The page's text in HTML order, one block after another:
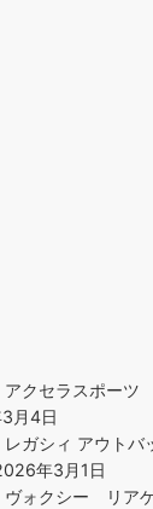
アクセラスポー
月4日
レガシィ アウト
年3月1日
ヴォクシー リア